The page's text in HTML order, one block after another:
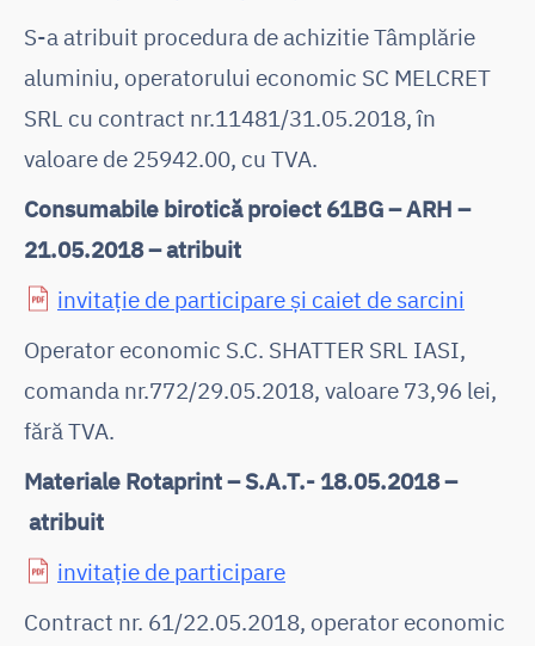
S-a atribuit procedura de achizitie Tâmplărie
aluminiu, operatorului economic SC MELCRET
SRL cu contract nr.11481/31.05.2018, în
valoare de 25942.00, cu TVA.
Consumabile birotică proiect 61BG – ARH –
21.05.2018 – atribuit
invitație de participare și caiet de sarcini
Operator economic S.C. SHATTER SRL IASI,
comanda nr.772/29.05.2018, valoare 73,96 lei,
fără TVA.
Materiale Rotaprint – S.A.T.- 18.05.2018 –
atribuit
invitație de participare
Contract nr. 61/22.05.2018, operator economic